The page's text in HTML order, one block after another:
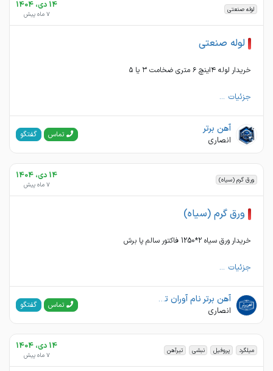
لوله صنعتی 14 دی، 1404
7 ماه پیش
لوله صنعتی
خریدار لوله ۴اینچ ۶ متری ضخامت ۳ یا ۵
جزئیات ...
آهن برتر
انصاری تماس گفتگو
ورق گرم (سیاه) 14 دی، 1404
7 ماه پیش
ورق گرم (سیاه)
خریدار ورق سیاه 2*1250 فاکتور سالم پا برش
جزئیات ...
آهن برتر نام آوران تراز آهن
انصاری
تماس گفتگو
میلگرد پروفیل نبشی تیرآهن 14 دی، 1404
7 ماه پیش